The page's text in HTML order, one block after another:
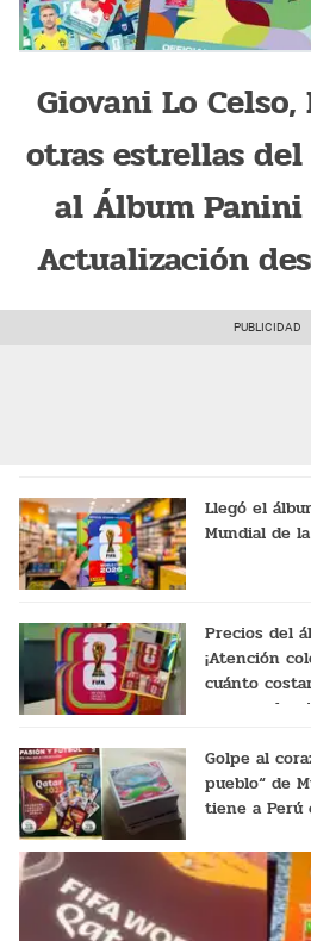
Giovani Lo
otras estrellas
al Álbum
Actualización
Llegó el
Mundial de
Precios del
¡Atención
cuánto
nuevo
Golpe al
pueblo“ de
tiene a Perú